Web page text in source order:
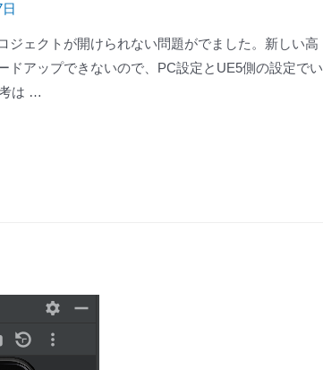
ジェクトが開けられない問題がでました。新しい高
ドアップできないので、PC設定とUE5側の設定でい
は …